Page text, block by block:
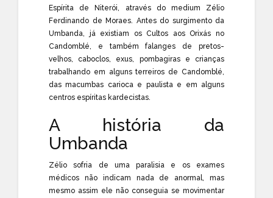
Espírita de Niterói, através do medium Zélio
Ferdinando de Moraes. Antes do surgimento da
Umbanda, já existiam os Cultos aos Orixás no
Candomblé, e também falanges de pretos-
velhos, caboclos, exus, pombagiras e crianças
trabalhando em alguns terreiros de Candomblé,
das macumbas carioca e paulista e em alguns
centros espíritas kardecistas.
A história da
Umbanda
Zélio sofria de uma paralisia e os exames
médicos não indicam nada de anormal, mas
mesmo assim ele não conseguia se movimentar